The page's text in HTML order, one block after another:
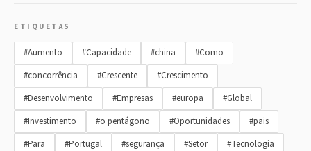
ETIQUETAS
#Aumento #Capacidade #china
#Como
#concorrência
#Crescente
#Crescimento
#Desenvolvimento
#Empresas #europa
#Global
#Investimento
#o pentágono #Oportunidades
#pais
#Para
#Portugal #segurança #Setor
#Tecnologia